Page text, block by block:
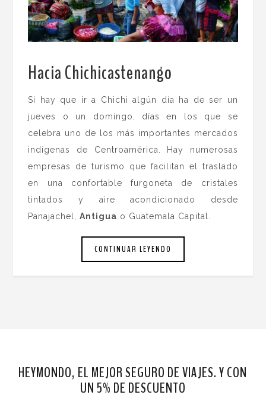
Hacia Chichicastenango
Si hay que ir a Chichi algún día ha de ser un
jueves o un domingo, días en los que se
celebra uno de los más importantes mercados
indígenas de Centroamérica. Hay numerosas
empresas de turismo que facilitan el traslado
en una confortable furgoneta de cristales
tintados y aire acondicionado desde
Panajachel,Antigua o Guatemala Capital.
CONTINUAR LEYENDO
HEYMONDO, EL MEJOR SEGURO DE VIAJES. Y CON
UN 5% DE DESCUENTO